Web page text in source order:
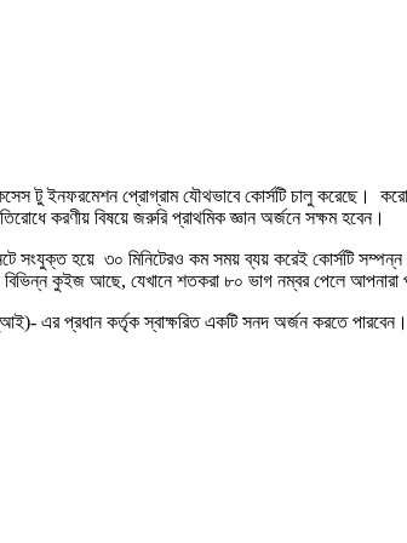
টু ইনফরমেশন প্রোগ্রাম যৌথভাবে কোর্সটি চালু করেছে।
করণীয় বিষয়ে জরুরি প্রাথমিক জ্ঞান অর্জনে সক্ষম হবেন।
সংযুক্ত হয়ে ৩০ মিনিটেরও কম সময় ব্যয় করেই কোর্সটি
কুইজ আছে, যেখানে শতকরা ৮০ ভাগ নম্বর পেলে আপনারা
এর প্রধান কর্তৃক স্বাক্ষরিত একটি সনদ অর্জন করতে